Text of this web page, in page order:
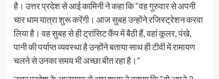
है। उत्तर प्रदेश से आई कामिनी ने कहा कि “वह गुरुवार से अपनी
चार धाम यात्रा शुरू करेंगी। आज सुबह उन्होंने रजिस्ट्रेशन करवा
लिया है। वह सुबह से ही ट्रांसिट कैंप में बैठी हैं, वहां कूलर, पंखे,
पानी की पर्याप्त व्यवस्था है उन्होंने बताया साथ ही टीवी में रामायण
चलने से उनका समय भी अच्छा बीत रहा है।”